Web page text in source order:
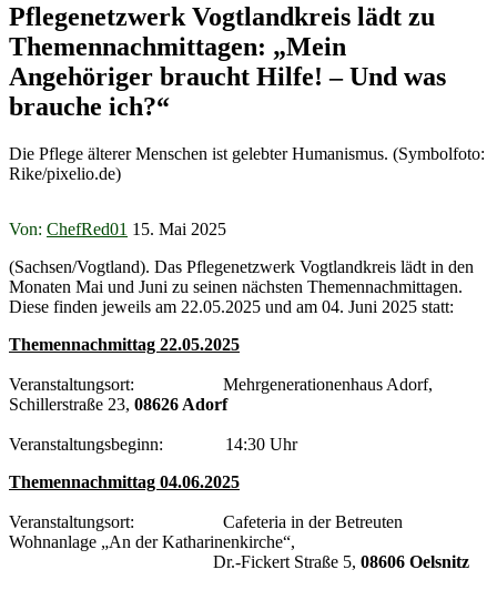
Pflegenetzwerk Vogtlandkreis lädt zu
Themennachmittagen: „Mein
Angehöriger braucht Hilfe! – Und was
brauche ich?“
Die Pflege älterer Menschen ist gelebter Humanismus. (Symbolfoto:
Rike/pixelio.de)
Von: ChefRed01 15. Mai 2025
(Sachsen/Vogtland). Das Pflegenetzwerk Vogtlandkreis lädt in den
Monaten Mai und Juni zu seinen nächsten Themennachmittagen.
Diese finden jeweils am 22.05.2025 und am 04. Juni 2025 statt:
Themennachmittag 22.05.2025
Veranstaltungsort: Mehrgenerationenhaus Adorf,
Schillerstraße 23, 08626 Adorf
Veranstaltungsbeginn: 14:30 Uhr
Themennachmittag 04.06.2025
Veranstaltungsort: Cafeteria in der Betreuten
Wohnanlage „An der Katharinenkirche“,
Dr.-Fickert Straße 5, 08606 Oelsnitz